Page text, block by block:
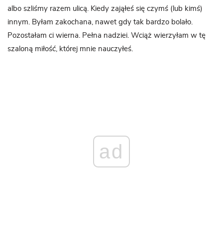
albo szliśmy razem ulicą. Kiedy zająłeś się czymś (lub kimś)
innym. Byłam zakochana, nawet gdy tak bardzo bolało.
Pozostałam ci wierna. Pełna nadziei. Wciąż wierzyłam w tę
szaloną miłość, której mnie nauczyłeś.
ad